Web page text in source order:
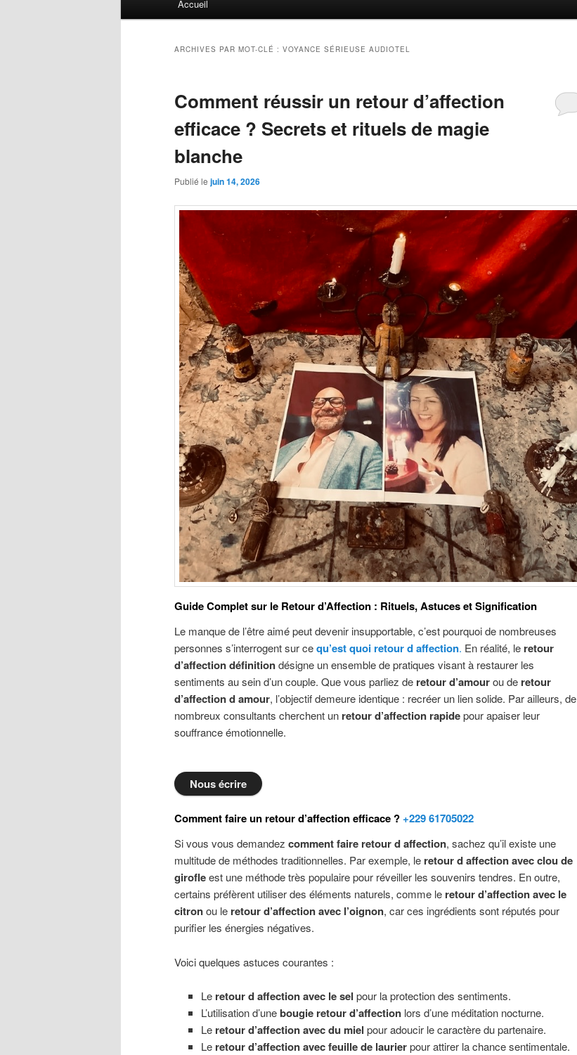
Accueil
ARCHIVES PAR MOT-CLÉ : VOYANCE SÉRIEUSE AUDIOTEL
Comment réussir un retour d’affection
efficace ? Secrets et rituels de magie
blanche
Publié le juin 14, 2026
Guide Complet sur le Retour d’Affection : Rituels, Astuces et Signification
Le manque de l’être aimé peut devenir insupportable, c’est pourquoi de nombreuses
personnes s’interrogent sur cequ’est quoi retour d affection. En réalité, le retour
d’affection définitiondésigne un ensemble de pratiques visant à restaurer les
sentiments au sein d’un couple. Que vous parliez de retour d’amourou de retour
d’affection d amour, l’objectif demeure identique : recréer un lien solide. Par ailleurs, de
nombreux consultants cherchent un retour d’affection rapidepour apaiser leur
souffrance émotionnelle.
Nous écrire
Comment faire un retour d’affection efficace ?+229 61705022
Si vous vous demandez comment faire retour d affection, sachez qu’il existe une
multitude de méthodes traditionnelles. Par exemple, le retour d affection avec clou de
girofleest une méthode très populaire pour réveiller les souvenirs tendres. En outre,
certains préfèrent utiliser des éléments naturels, comme le retour d’affection avec le
citronou le retour d’affection avec l’oignon, car ces ingrédients sont réputés pour
purifier les énergies négatives.
Voici quelques astuces courantes :
Le retour d affection avec le sel pour la protection des sentiments.
L’utilisation d’unebougie retour d’affectionlors d’une méditation nocturne.
Le retour d’affection avec du miel pour adoucir le caractère du partenaire.
Le retour d’affection avec feuille de laurierpour attirer la chance sentimentale.